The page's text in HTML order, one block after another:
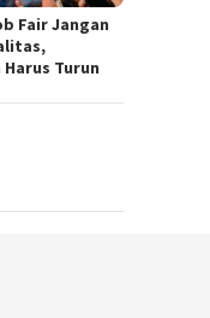
Fair Jangan
Turun